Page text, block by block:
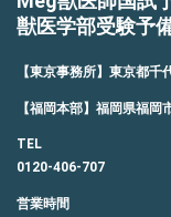
獣医学部受験予
【東京事務所】東京都
【福岡本部】福岡県福
TEL
0120-406-707
営業時間